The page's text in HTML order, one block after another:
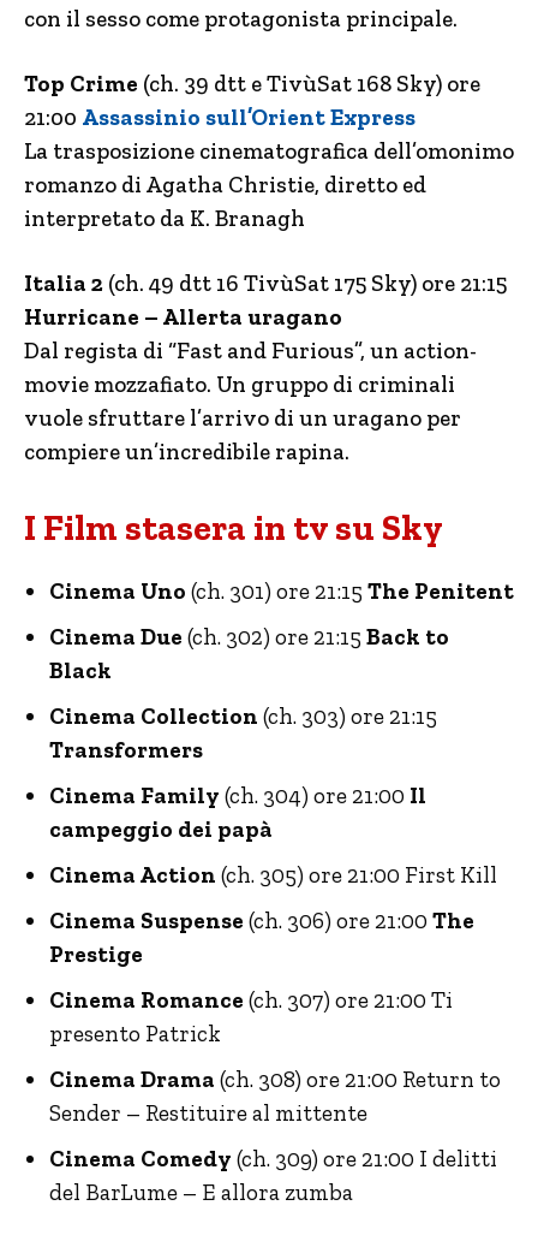
con il sesso come protagonista principale.
Top Crime (ch. 39 dtt e TivùSat 168 Sky) ore
21:00 Assassinio sull’Orient Express
La trasposizione cinematografica dell’omonimo
romanzo di Agatha Christie, diretto ed
interpretato da K. Branagh
Italia 2 (ch. 49 dtt 16 TivùSat 175 Sky) ore 21:15
Hurricane – Allerta uragano
Dal regista di “Fast and Furious”, un action-
movie mozzafiato. Un gruppo di criminali
vuole sfruttare l’arrivo di un uragano per
compiere un’incredibile rapina.
I Film stasera in tv su Sky
Cinema Uno (ch. 301) ore 21:15 The Penitent
Cinema Due (ch. 302) ore 21:15 Back to
Black
Cinema Collection (ch. 303) ore 21:15
Transformers
Cinema Family (ch. 304) ore 21:00 Il
campeggio dei papà
Cinema Action (ch. 305) ore 21:00 First Kill
Cinema Suspense (ch. 306) ore 21:00 The
Prestige
Cinema Romance (ch. 307) ore 21:00 Ti
presento Patrick
Cinema Drama (ch. 308) ore 21:00 Return to
Sender – Restituire al mittente
Cinema Comedy (ch. 309) ore 21:00 I delitti
del BarLume – E allora zumba